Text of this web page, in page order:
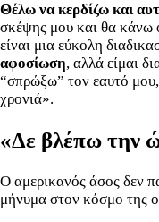
Θέλω να κερδίζω και
σκέψης μου και θα κάνω
είναι μια εύκολη
αφοσίωση, αλλά είμαι
“σπρώξω” τον εαυτό
χρονιά».
«Δε βλέπω την
Ο αμερικανός άσος δεν
μήνυμα στον κόσμο της